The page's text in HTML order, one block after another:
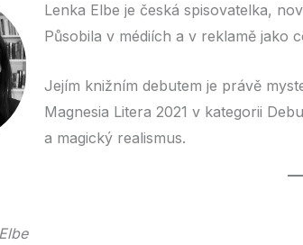
Lenka Elbe je česká spisovatelka,
Působila v médiích a v reklamě jako
Jejím knižním debutem je právě
Magnesia Litera 2021 v kategorii
a magický realismus.